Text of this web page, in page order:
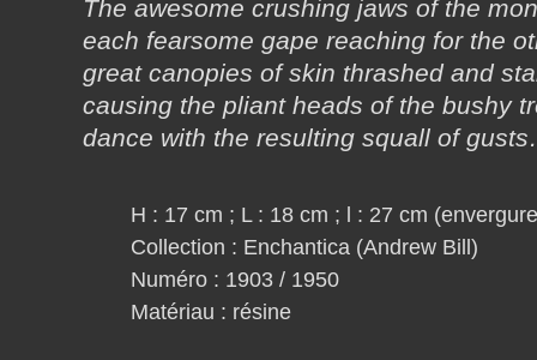
The awesome crushing jaws of the
each fearsome gape reaching for the
great canopies of skin thrashed and
causing the pliant heads of the bushy
dance with the resulting squall of
H : 17 cm ; L : 18 cm ; l : 27 cm
Collection : Enchantica (Andrew Bill)
Numéro : 1903 / 1950
Matériau : résine